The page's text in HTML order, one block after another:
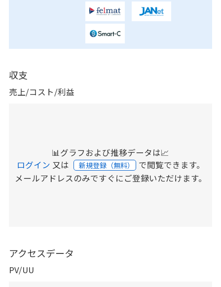
収支
売上/コスト/利益
📊グラフおよび推移データは📈
ログイン 又は 新規登録（無料） で閲覧できます。
メールアドレスのみですぐにご登録いただけます。
アクセスデータ
PV/UU